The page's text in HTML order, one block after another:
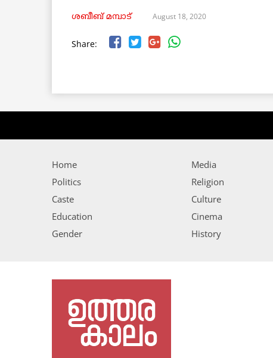
ശബീബ് മമ്പാട് August 18, 2020
Share:
Home
Politics
Caste
Education
Gender
Media
Religion
Culture
Cinema
History